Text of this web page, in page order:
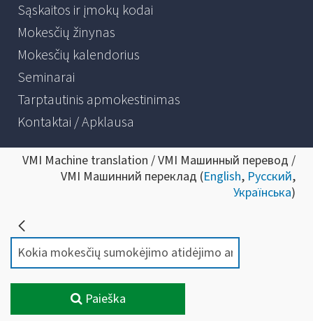
Sąskaitos ir įmokų kodai
Mokesčių žinynas
Mokesčių kalendorius
Seminarai
Tarptautinis apmokestinimas
Kontaktai / Apklausa
VMI Machine translation / VMI Машинный перевод /
VMI Машинний переклад (English, Русский,
Українська)
Paieška